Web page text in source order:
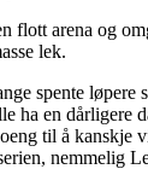
flott arena og
lek.
spente løpere
ha en dårligere
til å kanskje
nemmelig